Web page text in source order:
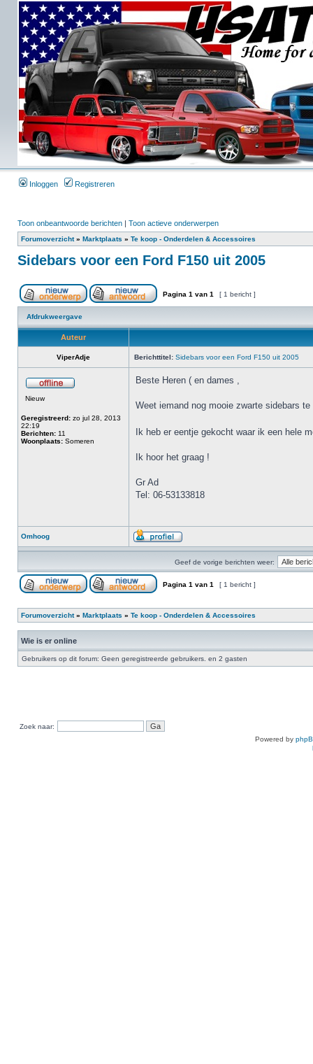
Inloggen Registreren
Toon onbeantwoorde berichten | Toon actieve onderwerpen
Forumoverzicht» Marktplaats » Te koop - Onderdelen & Accessoires
Sidebars voor een Ford F150 uit 2005
Pagina 1 van 1 [ 1 bericht ]
Afdrukweergave
Auteur
ViperAdje Berichttitel: Sidebars voor een Ford F150 uit 2005
Nieuw
Geregistreerd: zo jul 28, 2013
22:19
Berichten: 11
Woonplaats: Someren
Beste Heren ( en dames ,
Weet iemand nog mooie zwarte sidebars
Ik heb er eentje gekocht waar ik een hele
Ik hoor het graag !
Gr Ad
Tel: 06-53133818
Omhoog
Geef de vorige berichten weer:
Pagina 1 van 1 [ 1 bericht ]
Forumoverzicht» Marktplaats » Te koop - Onderdelen & Accessoires
Wie is er online
Gebruikers op dit forum: Geen geregistreerde gebruikers. en 2 gasten
Zoek naar:
Powered by